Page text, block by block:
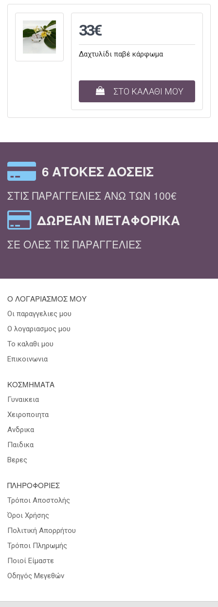
33€
Δαχτυλίδι παβέ κάρφωμα
ΣΤΟ ΚΑΛΑΘΙ ΜΟΥ
6 ΆΤΟΚΕΣ ΔΌΣΕΙΣ
ΣΤΙΣ ΠΑΡΑΓΓΕΛΊΕΣ ΆΝΩ ΤΩΝ 100€
ΔΩΡΕΆΝ ΜΕΤΑΦΟΡΙΚΆ
ΣΕ ΌΛΕΣ ΤΙΣ ΠΑΡΑΓΓΕΛΊΕΣ
Ο ΛΟΓΑΡΙΑΣΜΟΣ ΜΟΥ
Οι παραγγελιες μου
Ο λογαριασμος μου
Το καλαθι μου
Επικοινωνια
ΚΟΣΜΗΜΑΤΑ
Γυναικεια
Χειροποιητα
Ανδρικα
Παιδικα
Βερες
ΠΛΗΡΟΦΟΡΙΕΣ
Τρόποι Αποστολής
Όροι Χρήσης
Πολιτική Απορρήτου
Τρόποι Πληρωμής
Ποιοί Είμαστε
Οδηγός Μεγεθών